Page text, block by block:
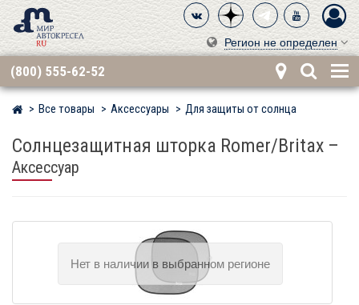
Регион не определен
(800) 555-62-52
Мир детских автокресел
Все товары Аксессуары Для защиты от солнца
Солнцезащитная шторка Romer/Britax –
Аксессуар